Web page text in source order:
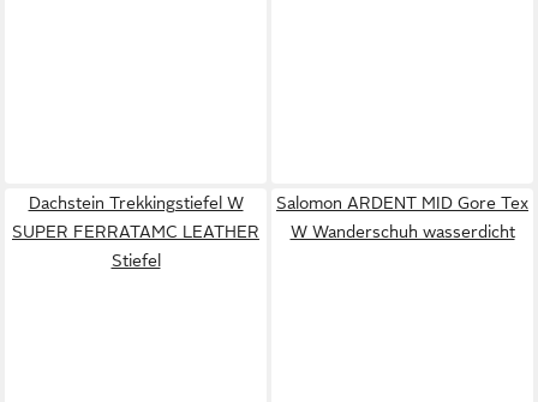
Dachstein Trekkingstiefel W
SUPER FERRATAMC LEATHER
Stiefel
Salomon ARDENT MID Gore Tex
W Wanderschuh wasserdicht